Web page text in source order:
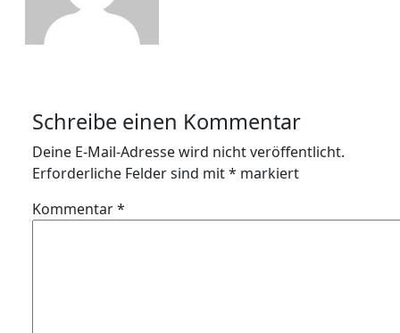
Schreibe einen Kommentar
Deine E-Mail-Adresse wird nicht veröffentlicht.
Erforderliche Felder sind mit* markiert
Kommentar*